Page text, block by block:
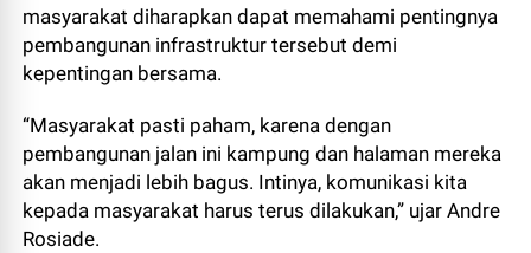
masyarakat diharapkan dapat memahami pentingnya
pembangunan infrastruktur tersebut demi
kepentingan bersama.
“Masyarakat pasti paham, karena dengan
pembangunan jalan ini kampung dan halaman mereka
akan menjadi lebih bagus. Intinya, komunikasi kita
kepada masyarakat harus terus dilakukan,” ujar Andre
Rosiade.